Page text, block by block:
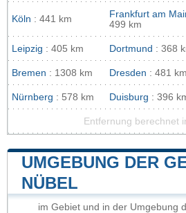
Köln : 441 km Frankfurt am
499 km
Leipzig : 405 km Dortmund : 368
Bremen : 1308 km Dresden : 481 km
Nürnberg : 578 km Duisburg : 396
Entfernung berechnet
UMGEBUNG DER
NÜBEL
im Gebiet und in der Umgebung